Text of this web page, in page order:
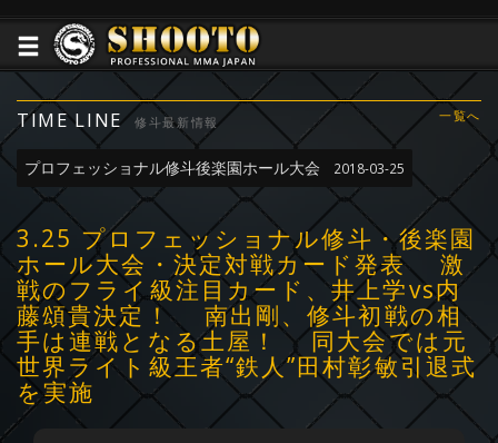
TIME LINE 修斗最新情報 一覧へ
プロフェッショナル修斗後楽園ホール大会 2018-03-25
3.25 プロフェッショナル修斗・後楽園
ホール大会・決定対戦カード発表 激
戦のフライ級注目カード、井上学vs内
藤頌貴決定！ 南出剛、修斗初戦の相
手は連戦となる土屋！ 同大会では元
世界ライト級王者“鉄人”田村彰敏引退式
を実施